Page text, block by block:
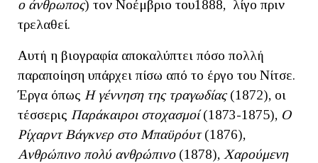
ο άνθρωπος) τον Νοέμβριο του1888, λίγο πριν
τρελαθεί.
Αυτή η βιογραφία αποκαλύπτει πόσο πολλή
παραποίηση υπάρχει πίσω από το έργο του Νίτσε.
Έργα όπως Η γέννηση της τραγωδίας(1872), οι
τέσσερις Παράκαιροι στοχασμοί(1873-1875), Ο
Ρίχαρντ Βάγκνερ στο Μπαϋρόυτ(1876),
Ανθρώπινο πολύ ανθρώπινο(1878), Χαρούμενη